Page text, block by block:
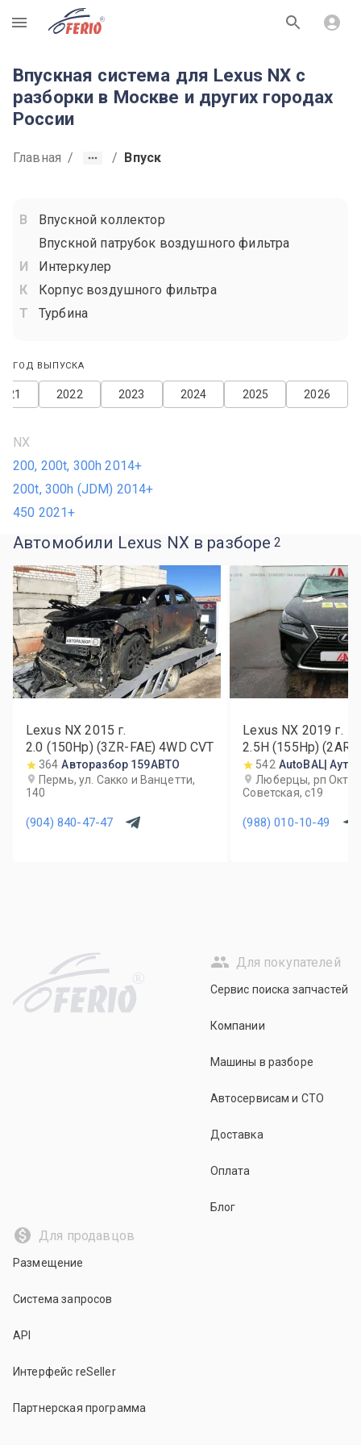
R
Впускная система для Lexus NX с
разборки в Москве и других городах
России
Главная / / Впуск
Впускной коллектор
Впускной патрубок воздушного фильтра
Интеркулер
Корпус воздушного фильтра
Турбина
ГОД ВЫПУСКА
2026
2025
2024
2023
2022
NX
200, 200t, 300h 2014+
200t, 300h (JDM) 2014+
450 2021+
Автомобили Lexus NX в разборе 2
Lexus NX 2015 г.
2.0 (150Hp) (3ZR-FAE) 4WD CVT
364 Авторазбор 159АВТО
Пермь, ул. Сакко и Ванцетти,
140
(904) 840-47-47
Lexus NX 2019 г.
2.5H (155Hp) (2AR-
CVT542 AutoBAL|
Люберцы, рп
Советская, с19
(988) 010-10-49
R
Для покупателей
Сервис поиска запчастей
Компании
Машины в разборе
Автосервисам и СТО
Доставка
Оплата
Блог
Для продавцов
Размещение
Система запросов
API
Интерфейс reSeller
Партнерская программа